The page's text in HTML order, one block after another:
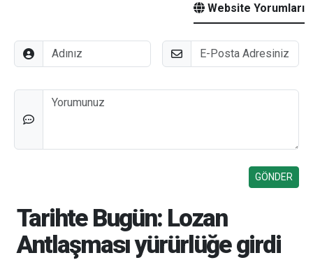
Website Yorumları
Adınız E-Posta
Düşünceleriniz
Tarihte Bugün: Lozan
Antlaşması yürürlüğe girdi